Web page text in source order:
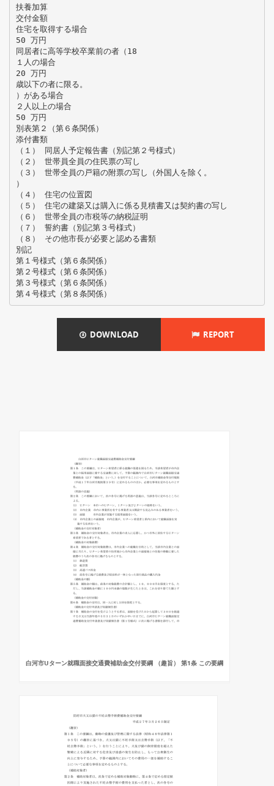
扶養加算
交付金額
住宅を取得する場合
50 万円
同居者に高等学校卒業前の者（18
１人の場合
20 万円
歳以下の者に限る。
）がある場合
２人以上の場合
50 万円
別表第２（第６条関係）
添付書類
（１） 同居人予定報告書（別記第２号様式）
（２） 世帯員全員の住民票の写し
（３） 世帯全員の戸籍の附票の写し（外国人を除く。
）
（４） 住宅の位置図
（５） 住宅の建築又は購入に係る見積書又は契約書の写し
（６） 世帯全員の市税等の納税証明
（７） 誓約書（別記第３号様式）
（８） その他市長が必要と認める書類
別記
第１号様式（第６条関係）
第２号様式（第６条関係）
第３号様式（第６条関係）
DOWNLOAD REPORT
白河市Uターン就職面接交通費補助金交付要綱 （趣旨） 第1条 この要綱